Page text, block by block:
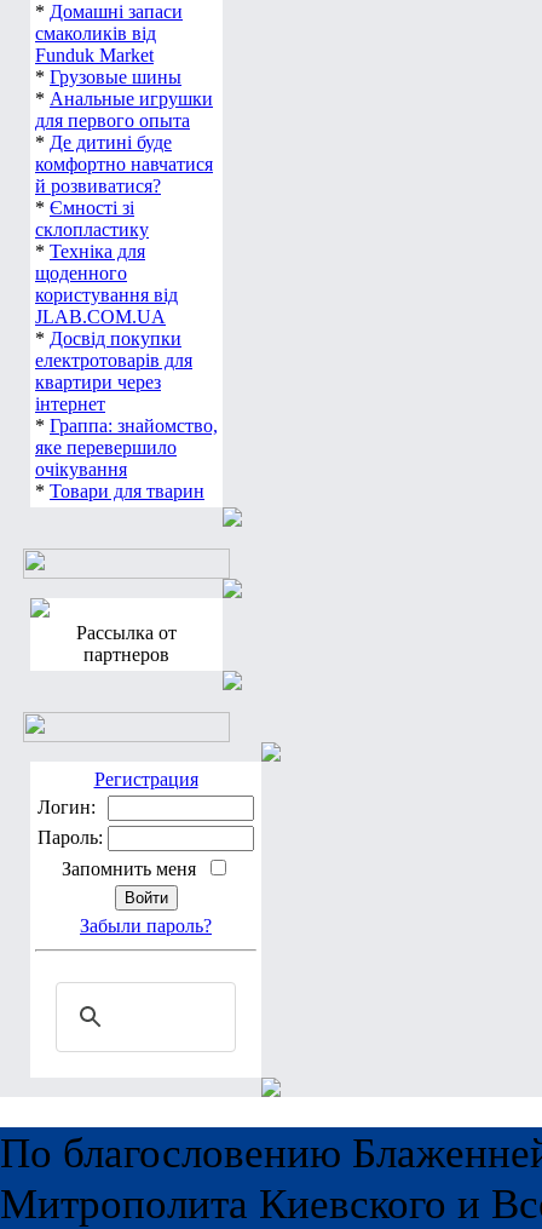
* Домашні запаси
смаколиків від
Funduk Market
* Грузовые шины
* Анальные игрушки
для первого опыта
* Де дитині буде
комфортно навчатися
й розвиватися?
* Ємності зі
склопластику
* Техніка для
щоденного
користування від
JLAB.COM.UA
* Досвід покупки
електротоварів для
квартири через
інтернет
* Граппа: знайомство,
яке перевершило
очікування
* Товари для тварин
Рассылка от
партнеров
Регистрация
Логин:
Пароль:
Запомнить меня
Забыли пароль?
По благословению
Митрополита Киевского и